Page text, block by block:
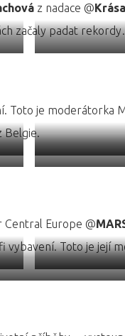
z nadace @
začaly padat
Toto je moderátorka
Belgie.
Europe @
Toto je její
Děkujeme také @